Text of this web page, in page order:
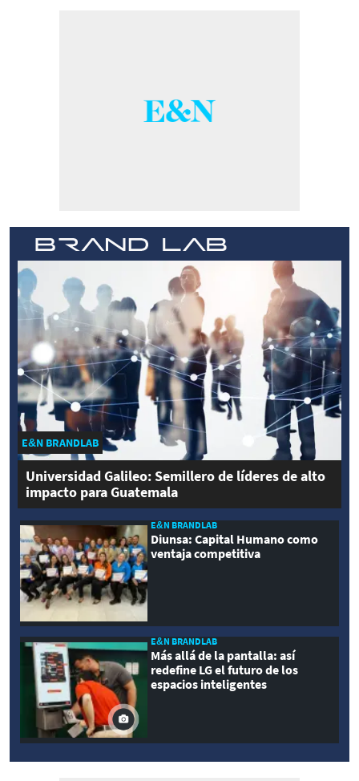
E&N BRANDLAB
Universidad Galileo: Semillero de líderes de alto
impacto para Guatemala
E&N BRANDLAB
Diunsa: Capital Humano como
ventaja competitiva
E&N BRANDLAB
Más allá de la pantalla: así
redefine LG el futuro de los
espacios inteligentes